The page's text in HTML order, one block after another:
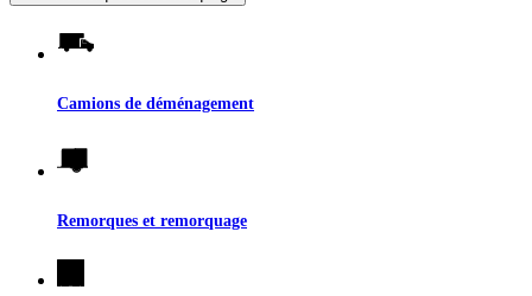
Camions de déménagement
Remorques et remorquage